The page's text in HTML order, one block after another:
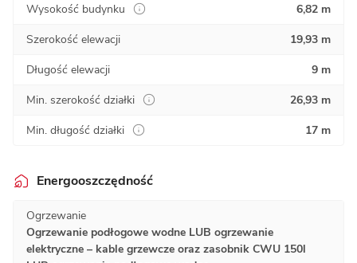
Wysokość budynku
6,82 m
Szerokość elewacji
19,93 m
Długość elewacji
9 m
Min. szerokość działki
26,93 m
Min. długość działki
17 m
Energooszczędność
Ogrzewanie
Ogrzewanie podłogowe wodne LUB ogrzewanie
elektryczne – kable grzewcze oraz zasobnik CWU 150l